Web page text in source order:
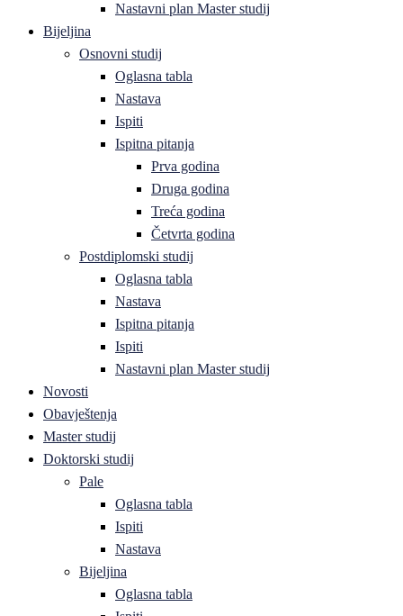
Nastavni plan Master studij
Bijeljina
Osnovni studij
Oglasna tabla
Nastava
Ispiti
Ispitna pitanja
Prva godina
Druga godina
Treća godina
Četvrta godina
Postdiplomski studij
Oglasna tabla
Nastava
Ispitna pitanja
Ispiti
Nastavni plan Master studij
Novosti
Obavještenja
Master studij
Doktorski studij
Pale
Oglasna tabla
Ispiti
Nastava
Bijeljina
Oglasna tabla